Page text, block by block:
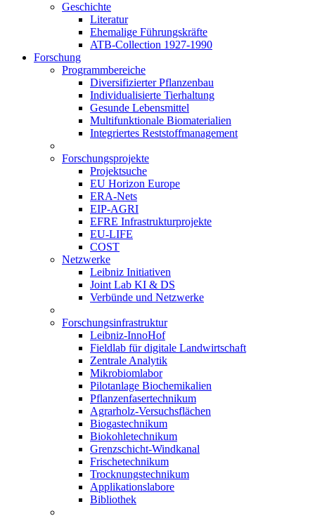
Geschichte
Literatur
Ehemalige Führungskräfte
ATB-Collection 1927-1990
Forschung
Programmbereiche
Diversifizierter Pflanzenbau
Individualisierte Tierhaltung
Gesunde Lebensmittel
Multifunktionale Biomaterialien
Integriertes Reststoffmanagement
Forschungsprojekte
Projektsuche
EU Horizon Europe
ERA-Nets
EIP-AGRI
EFRE Infrastrukturprojekte
EU-LIFE
COST
Netzwerke
Leibniz Initiativen
Joint Lab KI & DS
Verbünde und Netzwerke
Forschungsinfrastruktur
Leibniz-InnoHof
Fieldlab für digitale Landwirtschaft
Zentrale Analytik
Mikrobiomlabor
Pilotanlage Biochemikalien
Pflanzenfasertechnikum
Agrarholz-Versuchsflächen
Biogastechnikum
Biokohletechnikum
Grenzschicht-Windkanal
Frischetechnikum
Trocknungstechnikum
Applikationslabore
Bibliothek